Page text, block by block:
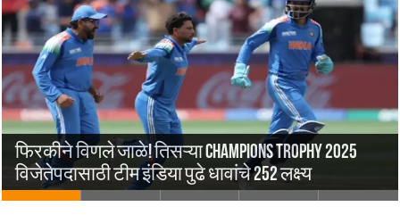
फिरकीने विणले जाळे! तिसऱ्या Champions Trophy 2025
विजेतेपदासाठी टीम इंडिया पुढे धावांचे 252 लक्ष्य
Paris Olympics 2024: पहिल्या दिवशी नेमबाजांची
निराशाजनक कामगिरी, सरबजोतची फायनल थोडक्यात
हुकली
T20 World Cup 2024| युएसएची तगडी झुंज अपयशी, दक्षिण
आफ्रिकेचा सुपर 8 मध्ये पहिला विजय, रबाडा ठरला हिरो
EURO 2024| स्पेनचा क्रोएशियावर दणदणीत विजय!
पहिल्या हाफमध्येच उडवली दाणादाण
French Open 2024| ग्रेटेस्ट कमबॅकसह जोकोविच
उपांत्यपूर्व फेरीत, सेरूंडोलोची ऐतिहासिक झुंज अपयशी